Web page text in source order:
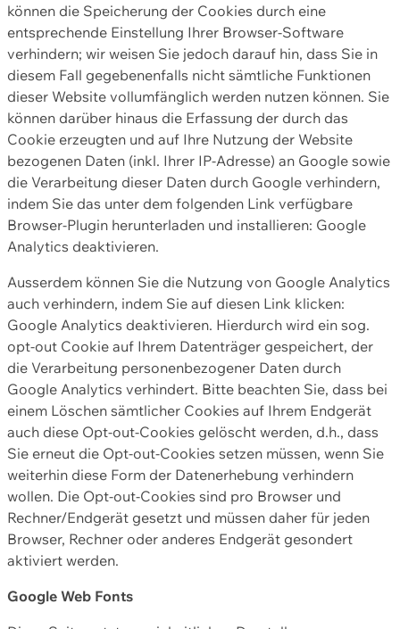
können die Speicherung der Cookies durch eine
entsprechende Einstellung Ihrer Browser-Software
verhindern; wir weisen Sie jedoch darauf hin, dass Sie in
diesem Fall gegebenenfalls nicht sämtliche Funktionen
dieser Website vollumfänglich werden nutzen können. Sie
können darüber hinaus die Erfassung der durch das
Cookie erzeugten und auf Ihre Nutzung der Website
bezogenen Daten (inkl. Ihrer IP-Adresse) an Google sowie
die Verarbeitung dieser Daten durch Google verhindern,
indem Sie das unter dem folgenden Link verfügbare
Browser-Plugin herunterladen und installieren: Google
Analytics deaktivieren.
Ausserdem können Sie die Nutzung von Google Analytics
auch verhindern, indem Sie auf diesen Link klicken:
Google Analytics deaktivieren. Hierdurch wird ein sog.
opt-out Cookie auf Ihrem Datenträger gespeichert, der
die Verarbeitung personenbezogener Daten durch
Google Analytics verhindert. Bitte beachten Sie, dass bei
einem Löschen sämtlicher Cookies auf Ihrem Endgerät
auch diese Opt-out-Cookies gelöscht werden, d.h., dass
Sie erneut die Opt-out-Cookies setzen müssen, wenn Sie
weiterhin diese Form der Datenerhebung verhindern
wollen. Die Opt-out-Cookies sind pro Browser und
Rechner/Endgerät gesetzt und müssen daher für jeden
Browser, Rechner oder anderes Endgerät gesondert
aktiviert werden.
Google Web Fonts